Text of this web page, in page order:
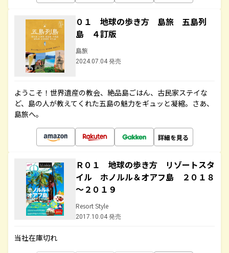
０１ 地球の歩き方 島旅 五島列
島 ４訂版
島旅
2024.07.04 発売
ようこそ！世界遺産の教会、絶品島ごはん、古民家ステイな
ど、島の人が教えてくれた五島の魅力をギュッと凝縮。さあ、
島旅へ。
詳細を見る
Ｒ０１ 地球の歩き方 リゾートスタ
イル ホノルル＆オアフ島 ２０１８
～２０１９
Resort Style
2017.10.04 発売
当社在庫切れ